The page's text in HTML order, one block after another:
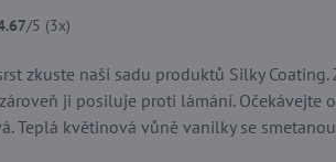
/5 (3x)
zkuste naši sadu produktů Silky
ji posiluje proti lámání. Očekávejte
Teplá květinová vůně vanilky se